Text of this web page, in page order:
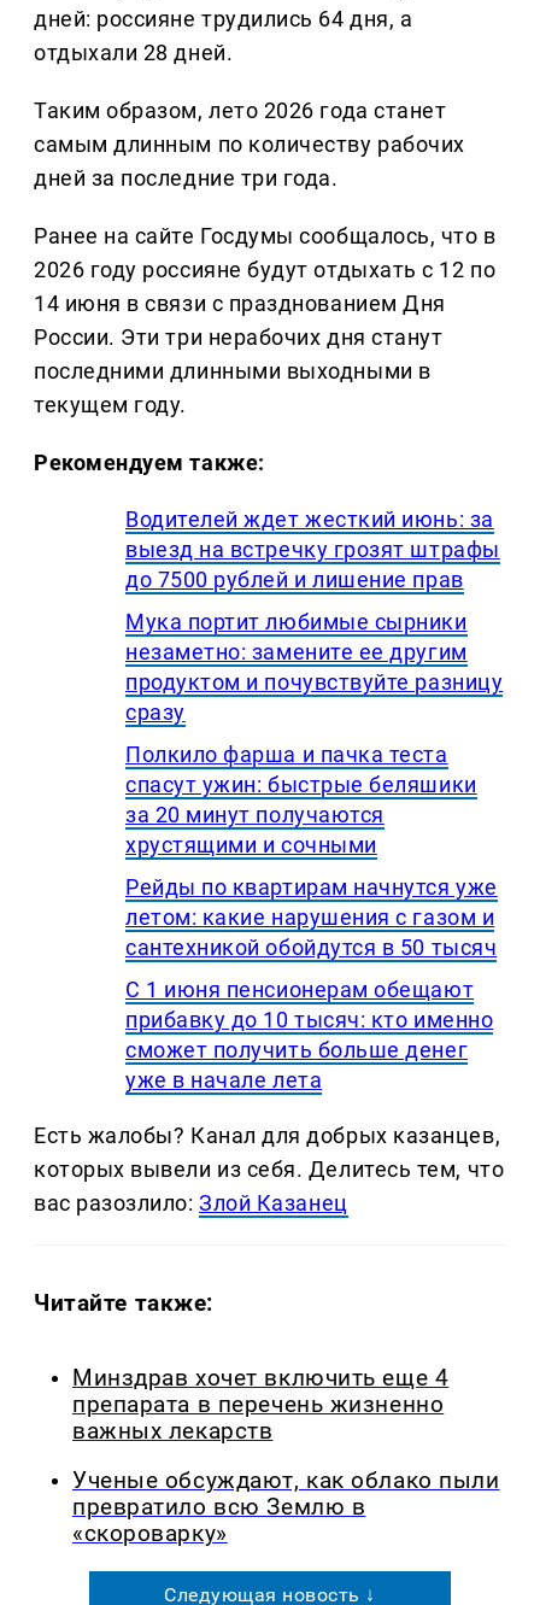
дней: россияне трудились 64 дня, а
отдыхали 28 дней.
Таким образом, лето 2026 года станет
самым длинным по количеству рабочих
дней за последние три года.
Ранее на сайте Госдумы сообщалось, что в
2026 году россияне будут отдыхать с 12 по
14 июня в связи с празднованием Дня
России. Эти три нерабочих дня станут
последними длинными выходными в
текущем году.
Рекомендуем также:
Водителей ждет жесткий июнь: за
выезд на встречку грозят штрафы
до 7500 рублей и лишение прав
Мука портит любимые сырники
незаметно: замените ее другим
продуктом и почувствуйте разницу
сразу
Полкило фарша и пачка теста
спасут ужин: быстрые беляшики
за 20 минут получаются
хрустящими и сочными
Рейды по квартирам начнутся уже
летом: какие нарушения с газом и
сантехникой обойдутся в 50 тысяч
С 1 июня пенсионерам обещают
прибавку до 10 тысяч: кто именно
сможет получить больше денег
уже в начале лета
Есть жалобы? Канал для добрых казанцев,
которых вывели из себя. Делитеcь тем, что
вас разозлило:Злой Казанец
Читайте также:
Минздрав хочет включить еще 4
препарата в перечень жизненно
важных лекарств
Ученые обсуждают, как облако пыли
превратило всю Землю в
«скороварку»
Следующая новость ↓